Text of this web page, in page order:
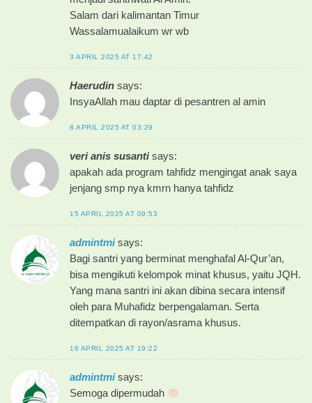
Salam dari kalimantan Timur
Wassalamualaikum wr wb
3 APRIL 2025 AT 17:42
Haerudin says:
InsyaAllah mau daptar di pesantren al amin
8 APRIL 2025 AT 03:29
veri anis susanti says:
apakah ada program tahfidz mengingat anak saya
jenjang smp nya kmrn hanya tahfidz
15 APRIL 2025 AT 09:53
admintmi says:
Bagi santri yang berminat menghafal Al-Qur’an,
bisa mengikuti kelompok minat khusus, yaitu JQH.
Yang mana santri ini akan dibina secara intensif
oleh para Muhafidz berpengalaman. Serta
ditempatkan di rayon/asrama khusus.
16 APRIL 2025 AT 19:22
admintmi says:
Semoga dipermudah